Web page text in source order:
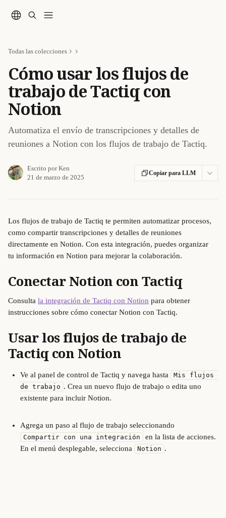
Todas las colecciones
Cómo usar los flujos de
trabajo de Tactiq con
Notion
Automatiza el envío de transcripciones y detalles de
reuniones a Notion con los flujos de trabajo de Tactiq.
Escrito porKen
21 de marzo de 2025
Copiar para LLM
Los flujos de trabajo de Tactiq te permiten automatizar procesos,
como compartir transcripciones y detalles de reuniones
directamente en Notion. Con esta integración, puedes organizar
tu información en Notion para mejorar la colaboración.
Conectar Notion con Tactiq
Consulta la integración de Tactiq con Notion para obtener
instrucciones sobre cómo conectar Notion con Tactiq.
Usar los flujos de trabajo de
Tactiq con Notion
Ve al panel de control de Tactiq y navega hasta
Mis flujos
de trabajo . Crea un nuevo flujo de trabajo o edita uno
existente para incluir Notion.
Agrega un paso al flujo de trabajo seleccionando
Compartir con una integración
en la lista de acciones.
En el menú desplegable, selecciona
Notion .